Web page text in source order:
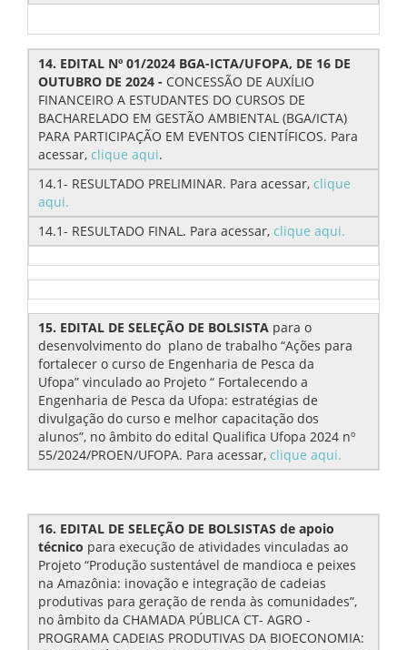
14. EDITAL Nº 01/2024 BGA-ICTA/UFOPA, DE 16 DE
OUTUBRO DE 2024 - CONCESSÃO DE AUXÍLIO
FINANCEIRO A ESTUDANTES DO CURSOS DE
BACHARELADO EM GESTÃO AMBIENTAL (BGA/ICTA)
PARA PARTICIPAÇÃO EM EVENTOS CIENTÍFICOS. Para
acessar, clique aqui.
14.1- RESULTADO PRELIMINAR. Para acessar, clique
aqui.
14.1- RESULTADO FINAL. Para acessar, clique aqui.
15. EDITAL DE SELEÇÃO DE BOLSISTA para o
desenvolvimento do plano de trabalho “Ações para
fortalecer o curso de Engenharia de Pesca da
Ufopa” vinculado ao Projeto “ Fortalecendo a
Engenharia de Pesca da Ufopa: estratégias de
divulgação do curso e melhor capacitação dos
alunos”, no âmbito do edital Qualifica Ufopa 2024 nº
55/2024/PROEN/UFOPA. Para acessar, clique aqui.
16. EDITAL DE SELEÇÃO DE BOLSISTAS de apoio
técnico para execução de atividades vinculadas ao
Projeto “Produção sustentável de mandioca e peixes
na Amazônia: inovação e integração de cadeias
produtivas para geração de renda às comunidades”,
no âmbito da CHAMADA PÚBLICA CT- AGRO -
PROGRAMA CADEIAS PRODUTIVAS DA BIOECONOMIA: